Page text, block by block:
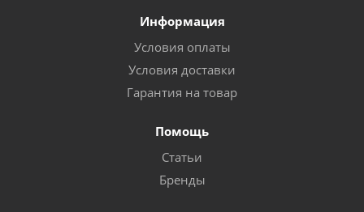
Информация
Условия оплаты
Условия доставки
Гарантия на товар
Помощь
Статьи
Бренды